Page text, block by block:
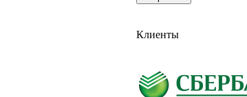
Клиенты